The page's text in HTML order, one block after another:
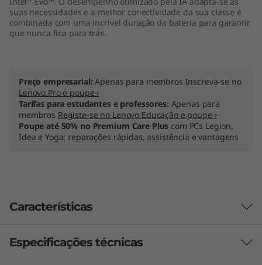
suas necessidades e a melhor conectividade da sua classe é
combinada com uma incrível duração da bateria para garantir
que nunca fica para trás.
Preço empresarial:Apenas para membros Inscreva-se no
Lenovo Pro e poupe ›
Tarifas para estudantes e professores: Apenas para
membros Registe-se no Lenovo Educação e poupe ›
Poupe até 50% no Premium Care Plus com PCs Legion,
Idea e Yoga: reparações rápidas, assistência e vantagens
Características
Yoga, para todos nós
Especificações técnicas